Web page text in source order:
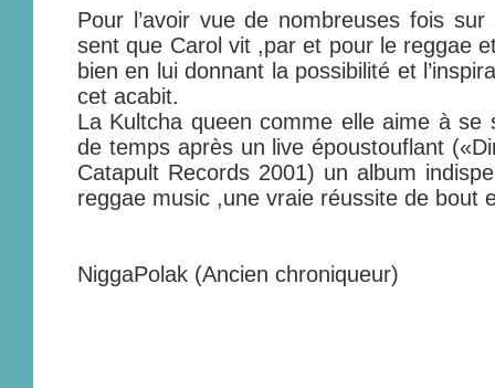
Pour l’avoir vue de nombreuses fois
sent que Carol vit ,par et pour le reggae
bien en lui donnant la possibilité et
cet acabit.
La Kultcha queen comme elle aime à se
de temps après un live époustouflant
Catapult Records 2001) un album
reggae music ,une vraie réussite de bout
NiggaPolak (Ancien chroniqueur)